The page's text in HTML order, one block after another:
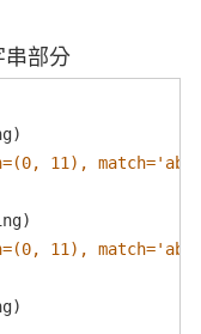
部分
)
11),
)
11),
)